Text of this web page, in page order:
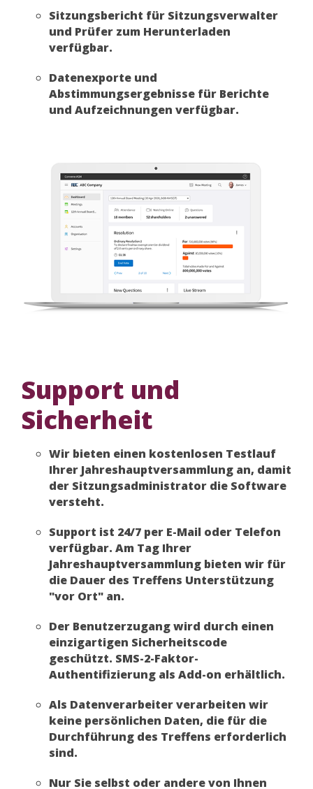
Sitzungsbericht für Sitzungsverwalter
und Prüfer zum Herunterladen
verfügbar.
Datenexporte und
Abstimmungsergebnisse für Berichte
und Aufzeichnungen verfügbar.
Support und
Sicherheit
Wir bieten einen kostenlosen Testlauf
Ihrer Jahreshauptversammlung an, damit
der Sitzungsadministrator die Software
versteht.
Support ist 24/7 per E-Mail oder Telefon
verfügbar. Am Tag Ihrer
Jahreshauptversammlung bieten wir für
die Dauer des Treffens Unterstützung
"vor Ort" an.
Der Benutzerzugang wird durch einen
einzigartigen Sicherheitscode
geschützt. SMS-2-Faktor-
Authentifizierung als Add-on erhältlich.
Als Datenverarbeiter verarbeiten wir
keine persönlichen Daten, die für die
Durchführung des Treffens erforderlich
sind.
Nur Sie selbst oder andere von Ihnen